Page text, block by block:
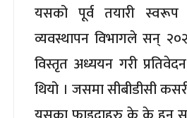
यसको पूर्व तयारी स्वरूप
व्यवस्थापन विभागले सन्
विस्तृत अध्ययन गरी
थियो । जसमा सीबीडीसी